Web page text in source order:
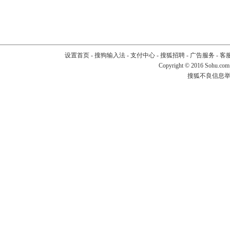
设置首页- 搜狗输入法- 支付中心- 搜狐招聘- 广告服务 - 客
Copyright © 2016
搜狐不良信息